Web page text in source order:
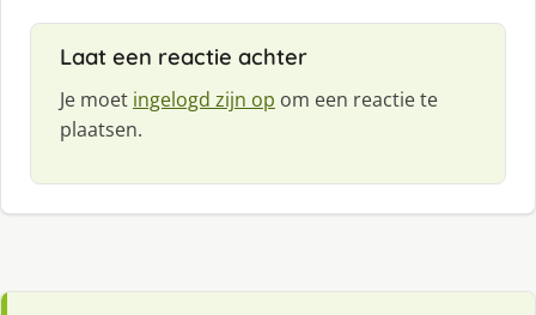
:
Laat een reactie achter
Je moet ingelogd zijn op om een reactie te
plaatsen.